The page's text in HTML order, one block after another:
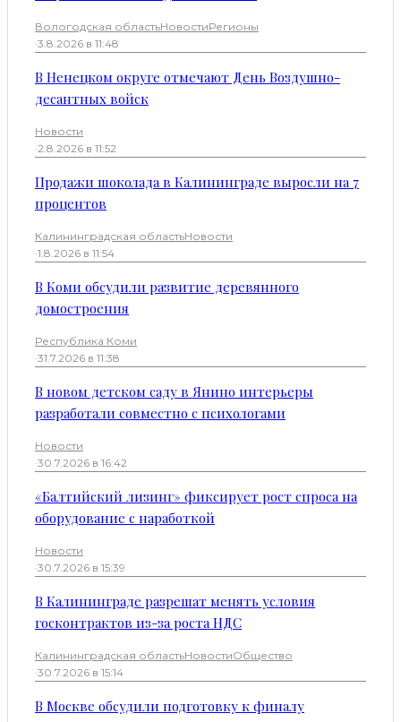
Вологодская областьНовостиРегионы
·3.8.2026 в 11:48
В Ненецком округе отмечают День Воздушно-
десантных войск
Новости
·2.8.2026 в 11:52
Продажи шоколада в Калининграде выросли на 7
процентов
Калининградская областьНовости
·1.8.2026 в 11:54
В Коми обсудили развитие деревянного
домостроения
Республика Коми
·31.7.2026 в 11:38
В новом детском саду в Янино интерьеры
разработали совместно с психологами
Новости
·30.7.2026 в 16:42
«Балтийский лизинг» фиксирует рост спроса на
оборудование с наработкой
Новости
·30.7.2026 в 15:39
В Калининграде разрешат менять условия
госконтрактов из-за роста НДС
Калининградская областьНовостиОбщество
·30.7.2026 в 15:14
В Москве обсудили подготовку к финалу